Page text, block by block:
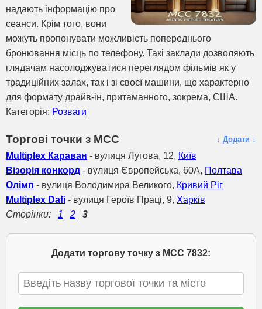
надають інформацію про
сеанси. Крім того, вони
можуть пропонувати можливість попереднього
бронювання місць по телефону. Такі заклади дозволяють
глядачам насолоджуватися переглядом фільмів як у
традиційних залах, так і зі своєї машини, що характерно
для формату драйв-ін, притаманного, зокрема, США.
Категорія: Розваги
Торгові точки з МСС ↓ Додати ↓
Multiplex Караван - вулиця Лугова, 12, Київ
Візорія конкорд - вулиця Європейська, 60А, Полтава
Олімп - вулиця Володимира Великого, Кривий Ріг
Multiplex Dafi - вулиця Героїв Праці, 9, Харків
Сторінки: 1 2 3
Додати торгову точку з МСС 7832: